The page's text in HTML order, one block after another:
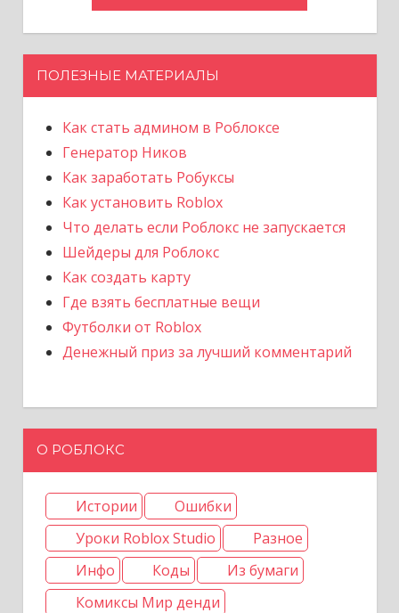
ПОЛЕЗНЫЕ МАТЕРИАЛЫ
Как стать админом в Роблоксе
Генератор Ников
Как заработать Робуксы
Как установить Roblox
Что делать если Роблокс не запускается
Шейдеры для Роблокс
Как создать карту
Где взять бесплатные вещи
Футболки от Roblox
Денежный приз за лучший комментарий
О РОБЛОКС
Истории
Ошибки
Уроки Roblox Studio
Разное
Инфо
Коды
Из бумаги
Комиксы Мир денди